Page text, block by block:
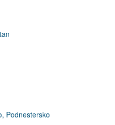
Podnestersko